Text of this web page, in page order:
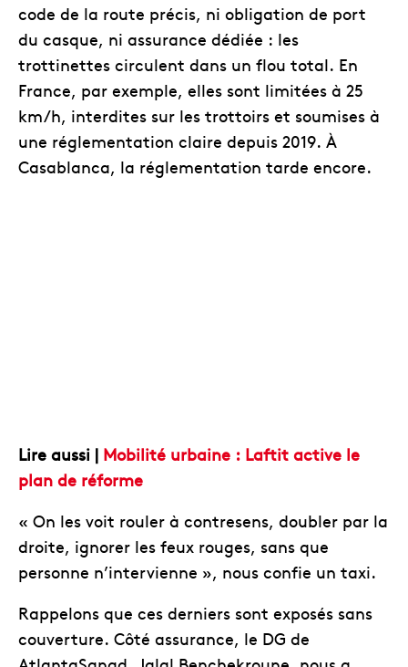
code de la route précis, ni obligation de port
du casque, ni assurance dédiée : les
trottinettes circulent dans un flou total. En
France, par exemple, elles sont limitées à 25
km/h, interdites sur les trottoirs et soumises à
une réglementation claire depuis 2019. À
Casablanca, la réglementation tarde encore.
Lire aussi | Mobilité urbaine : Laftit active le
plan de réforme
« On les voit rouler à contresens, doubler par la
droite, ignorer les feux rouges, sans que
personne n’intervienne », nous confie un taxi.
Rappelons que ces derniers sont exposés sans
couverture. Côté assurance, le DG de